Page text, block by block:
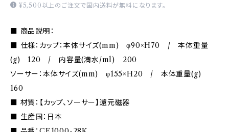
¥5,500以上のご注文で国内送料が無料になります。
■ 商品説明：
■ 仕様：カップ：本体サイズ(mm) φ90×H70 / 本体重量
(g) 120 / 内容量(満水/ml) 200
ソーサー：本体サイズ(mm) φ155×H20 / 本体重量(g)
160
■ 材質：【カップ、ソーサー】還元磁器
■ 生産国：日本